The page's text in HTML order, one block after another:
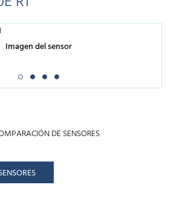
Imagen del sensor
DE SENSORES